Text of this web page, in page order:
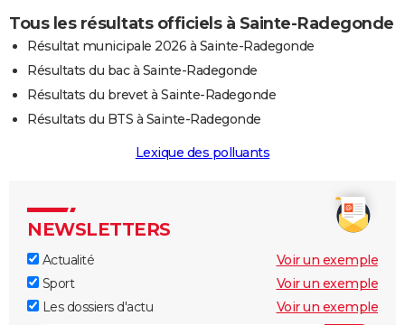
Tous les résultats officiels à Sainte-Radegonde
Résultat municipale 2026 à Sainte-Radegonde
Résultats du bac à Sainte-Radegonde
Résultats du brevet à Sainte-Radegonde
Résultats du BTS à Sainte-Radegonde
Lexique des polluants
NEWSLETTERS
Actualité
Voir un exemple
Sport
Voir un exemple
Les dossiers d'actu
Voir un exemple